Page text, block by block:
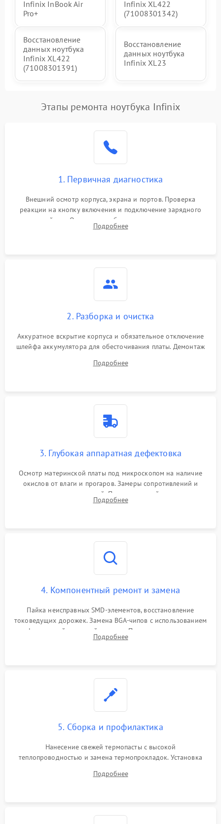
Infinix InBook Air
Pro+
Infinix XL422
(71008301342)
Восстановление
данных ноутбука
Infinix XL422
(71008301391)
Восстановление
данных ноутбука
Infinix XL23
Этапы ремонта ноутбука Infinix
1. Первичная диагностика
Внешний осмотр корпуса, экрана и портов. Проверка
реакции на кнопку включения и подключение зарядного
устройства. Оценка потребления тока с помощью
лабораторного блока питания для локализации проблемы.
Подробнее
2. Разборка и очистка
Аккуратное вскрытие корпуса и обязательное отключение
шлейфа аккумулятора для обесточивания платы. Демонтаж
высохшей термопасты с кристаллов чипов.
Подробнее
3. Глубокая аппаратная дефектовка
Осмотр материнской платы под микроскопом на наличие
окислов от влаги и прогаров. Замеры сопротивлений и
дежурных напряжений. Проверка цепей питания,
мультиконтроллера, процессора и видеочипа.
Подробнее
4. Компонентный ремонт и замена
Пайка неисправных SMD-элементов, восстановление
токоведущих дорожек. Замена BGA-чипов с использованием
инфракрасной паяльной станции. Прошивка микросхемы
BIOS или замена поврежденных портов USB
Подробнее
5. Сборка и профилактика
Нанесение свежей термопасты с высокой
теплопроводностью и замена термопрокладок. Установка
шлейфов, модулей памяти и накопителей. Предварительная
Подробнее